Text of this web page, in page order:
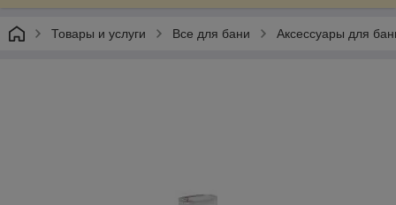
Товары и услуги Все для бани Аксессуары для